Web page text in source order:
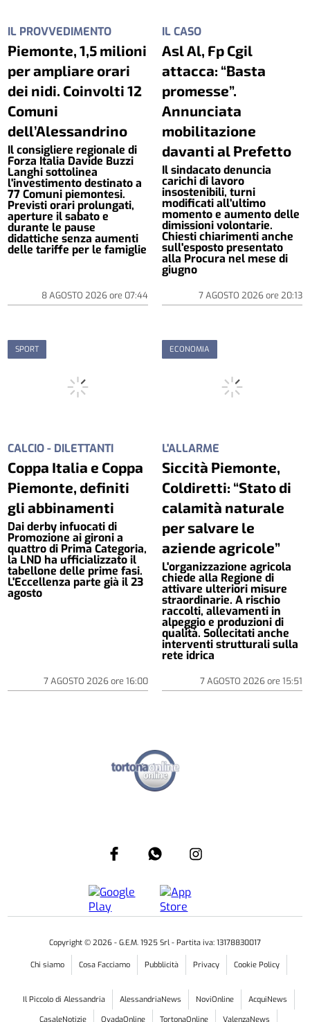
IL PROVVEDIMENTO
Piemonte, 1,5 milioni
per ampliare orari
dei nidi. Coinvolti 12
Comuni
dell’Alessandrino
Il consigliere regionale di
Forza Italia Davide Buzzi
Langhi sottolinea
l'investimento destinato a
77 Comuni piemontesi.
Previsti orari prolungati,
aperture il sabato e
durante le pause
didattiche senza aumenti
delle tariffe per le famiglie
8 AGOSTO 2026ore 07:44
IL CASO
Asl Al, Fp Cgil
attacca: “Basta
promesse”.
Annunciata
mobilitazione
davanti al Prefetto
Il sindacato denuncia
carichi di lavoro
insostenibili, turni
modificati all'ultimo
momento e aumento delle
dimissioni volontarie.
Chiesti chiarimenti anche
sull'esposto presentato
alla Procura nel mese di
giugno
7 AGOSTO 2026ore 20:13
SPORT
CALCIO - DILETTANTI
Coppa Italia e Coppa
Piemonte, definiti
gli abbinamenti
Dai derby infuocati di
Promozione ai gironi a
quattro di Prima Categoria,
la LND ha ufficializzato il
tabellone delle prime fasi.
L'Eccellenza parte già il 23
agosto
7 AGOSTO 2026ore 16:00
ECONOMIA
L'ALLARME
Siccità Piemonte,
Coldiretti: “Stato di
calamità naturale
per salvare le
aziende agricole”
L'organizzazione agricola
chiede alla Regione di
attivare ulteriori misure
straordinarie. A rischio
raccolti, allevamenti in
alpeggio e produzioni di
qualità. Sollecitati anche
interventi strutturali sulla
rete idrica
7 AGOSTO 2026ore 15:51
Copyright © 2026 - G.E.M. 1925 Srl - Partita iva: 13178830017
Chi siamo Cosa Facciamo Pubblicità Privacy Cookie Policy
Il Piccolo di Alessandria AlessandriaNews NoviOnline
AcquiNews
CasaleNotizie
OvadaOnline TortonaOnline ValenzaNews